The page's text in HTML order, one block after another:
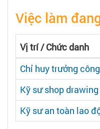
Nhà tuyển dụng
Việc làm
Vị trí / Chức danh
Chỉ huy trưởng
Kỹ sư shop drawing
Kỹ sư an toàn lao